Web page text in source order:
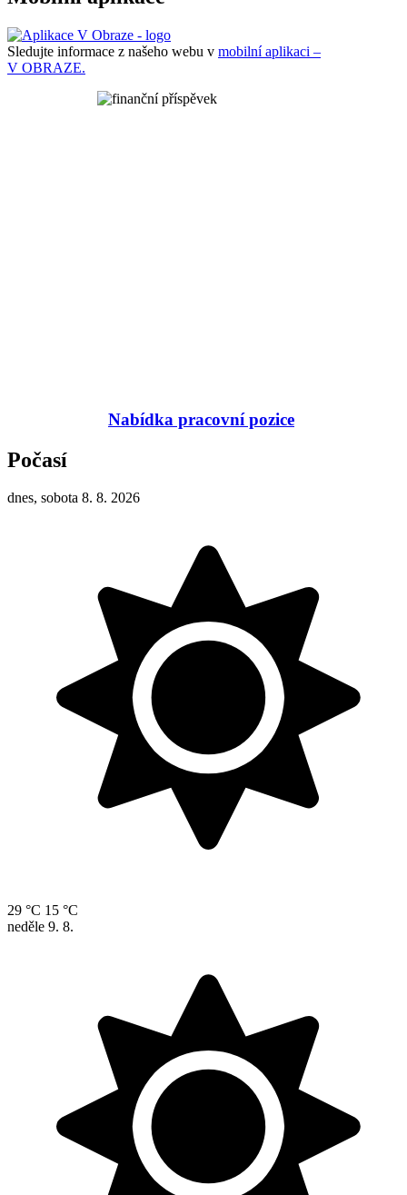
Sledujte informace z našeho webu v mobilní aplikaci –
V OBRAZE.
Nabídka pracovní pozice
Počasí
dnes, sobota 8. 8. 2026
29 °C 15 °C
neděle 9. 8.